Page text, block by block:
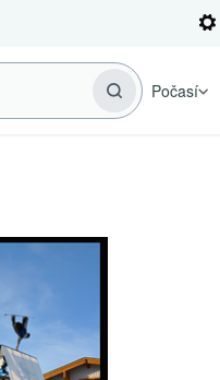
Počasí